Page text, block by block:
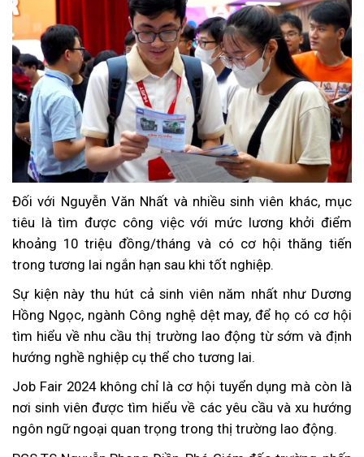
Đối với Nguyễn Văn Nhất và nhiều sinh viên khác, mục
tiêu là tìm được công việc với mức lương khởi điểm
khoảng 10 triệu đồng/tháng và có cơ hội thăng tiến
trong tương lai ngắn hạn sau khi tốt nghiệp.
Sự kiện này thu hút cả sinh viên năm nhất như Dương
Hồng Ngọc, ngành Công nghệ dệt may, để họ có cơ hội
tìm hiểu về nhu cầu thị trường lao động từ sớm và định
hướng nghề nghiệp cụ thể cho tương lai.
Job Fair 2024 không chỉ là cơ hội tuyển dụng mà còn là
nơi sinh viên được tìm hiểu về các yêu cầu và xu hướng
ngôn ngữ ngoại quan trọng trong thị trường lao động.